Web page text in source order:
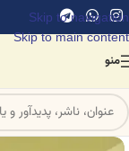
Skip to navigation
Skip to main content
منو